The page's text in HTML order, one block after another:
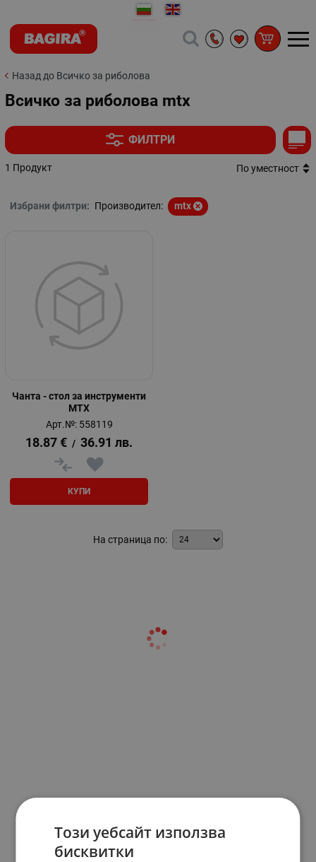
Назад до Всичко за риболова
Всичко за риболова mtx
ФИЛТРИ
1 Продукт По уместност
Избрани филтри: Производител: mtx
Чанта - стол за инструменти
MTX
Арт.№: 558119
18.87 € / 36.91 лв.
КУПИ
На страница по:
Този уебсайт използва
бисквитки